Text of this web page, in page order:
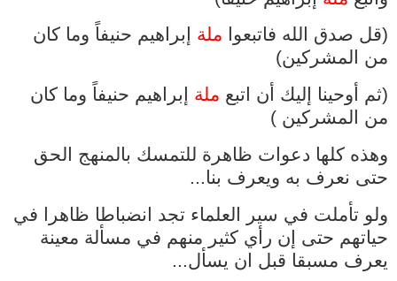
(قل صدق الله فاتبعوا ملة إبراهيم حنيفاً وما كان
من المشركين)
(ثم أوحينا إليك أن اتبع ملة إبراهيم حنيفاً وما كان
من المشركين )
وهذه كلها دعوات ظاهرة للتمسك بالمنهج الحق
حتى نعرف به ويعرف بنا...
ولو تأملت في سير العلماء تجد انضباطا ظاهرا في
حياتهم حتى إن رأي كثير منهم في مسألة معينة
يعرف مسبقا قبل ان يسأل...